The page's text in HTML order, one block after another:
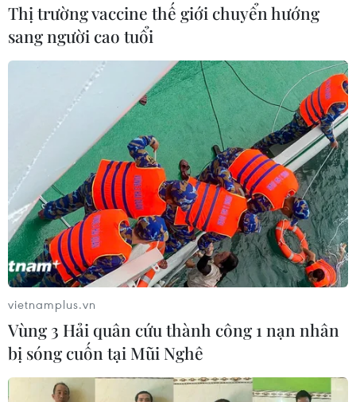
Thị trường vaccine thế giới chuyển hướng
sang người cao tuổi
vietnamplus.vn
Vùng 3 Hải quân cứu thành công 1 nạn nhân
bị sóng cuốn tại Mũi Nghê